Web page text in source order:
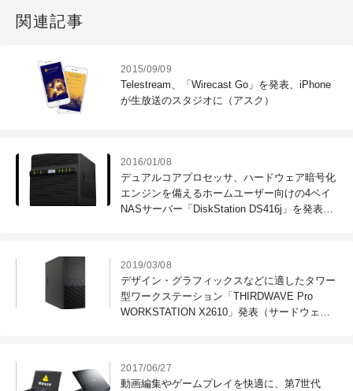
関連記事
2015/09/09
Telestream、「Wirecast Go」を発表、iPhone
が生放送のスタジオに（アスク）
2016/01/08
デュアルコアプロセッサ、ハードウェア暗号化
エンジンを備えるホームユーザー向けの4ベイ
NASサーバー「DiskStation DS416j」を発表
2019/03/08
デザイン・グラフィックスなどに適したタワー
型ワークステーション「THIRDWAVE Pro
WORKSTATION X2610」発表（サードウェー
2017/06/27
動画編集やゲームプレイを快適に、第7世代